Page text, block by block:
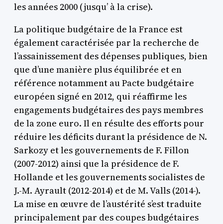
les années 2000 (jusqu’ à la crise).
La politique budgétaire de la France est
également caractérisée par la recherche de
l’assainissement des dépenses publiques, bien
que d’une manière plus équilibrée et en
référence notamment au Pacte budgétaire
européen signé en 2012, qui réaffirme les
engagements budgétaires des pays membres
de la zone euro. Il en résulte des efforts pour
réduire les déficits durant la présidence de N.
Sarkozy et les gouvernements de F. Fillon
(2007-2012) ainsi que la présidence de F.
Hollande et les gouvernements socialistes de
J.-M. Ayrault (2012-2014) et de M. Valls (2014-).
La mise en œuvre de l’austérité s’est traduite
principalement par des coupes budgétaires